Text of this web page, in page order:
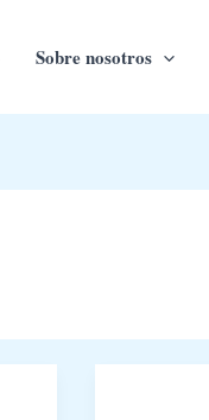
Sobre nosotros